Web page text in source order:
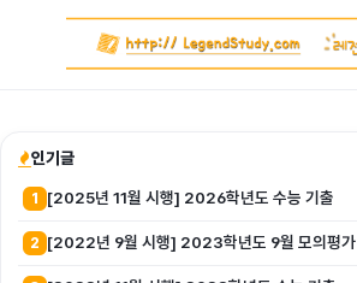
인기글
1 [2025년 11월 시행] 2026학년도 수능 기출
2 [2022년 9월 시행] 2023학년도 9월 모의평가